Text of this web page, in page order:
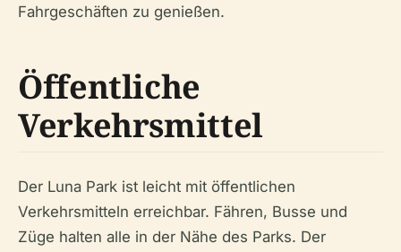
Fahrgeschäften zu genießen.
Öffentliche
Verkehrsmittel
Der Luna Park ist leicht mit öffentlichen
Verkehrsmitteln erreichbar. Fähren, Busse und
Züge halten alle in der Nähe des Parks. Der